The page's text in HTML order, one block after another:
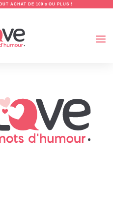
ACHAT DE 100 $ OU PLUS !